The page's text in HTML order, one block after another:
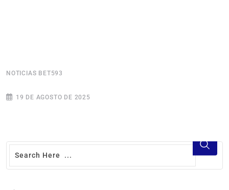
NOTICIAS BET593
19 DE AGOSTO DE 2025